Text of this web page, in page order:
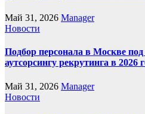
Май 31, 2026 Manager
Новости
Подбор персонала в Москве
аутсорсингу рекрутинга в 2026
Май 31, 2026 Manager
Новости